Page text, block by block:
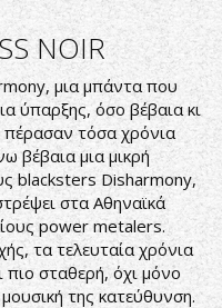
NOIR
μια μπάντα που
ύπαρξης, όσο βέβαια κι
τόσα χρόνια
βέβαια μια μικρή
blacksters Disharmony,
στα Αθηναϊκά
power metalers.
τα τελευταία χρόνια
πιο σταθερή, όχι μόνο
της κατεύθυνση.